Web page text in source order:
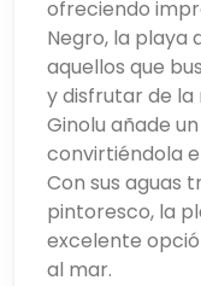
ofreciendo
Negro, la playa
aquellos que
y disfrutar de la
Ginolu añade
convirtiéndola
Con sus aguas
pintoresco, la
excelente
al mar.